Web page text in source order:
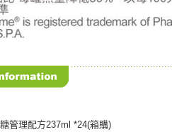
管理配方237ml *24(箱購)